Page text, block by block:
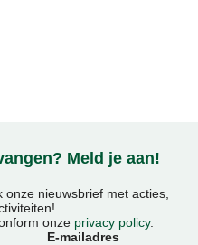
Meld je aan!
nieuwsbrief met acties,
onze privacy policy.
E-mailadres